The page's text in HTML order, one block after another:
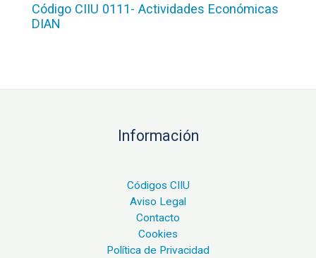
Código CIIU 0111- Actividades Económicas
DIAN
Información
Códigos CIIU
Aviso Legal
Contacto
Cookies
Política de Privacidad